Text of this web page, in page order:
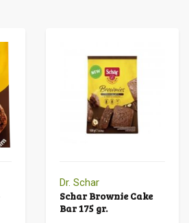
Dr. Schar
Schar Brownie Cake
Bar 175 gr.